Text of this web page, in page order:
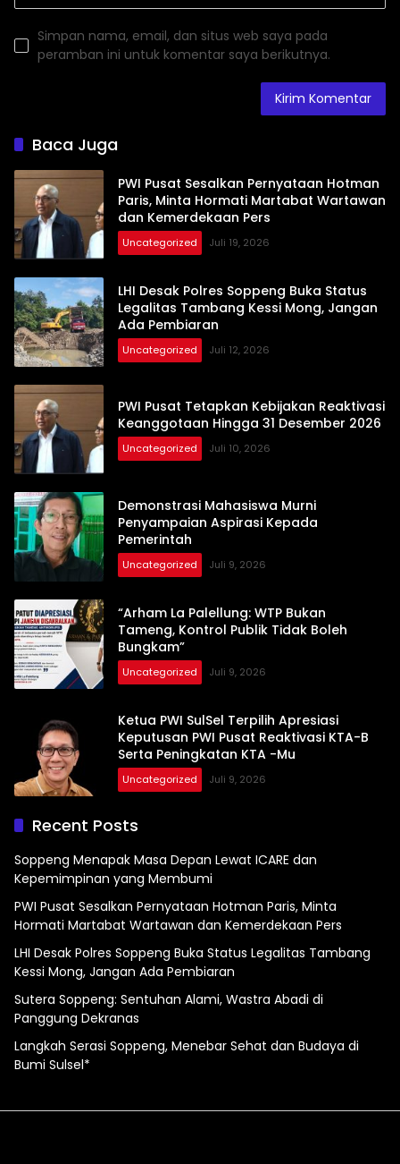
Simpan nama, email, dan situs web saya pada
peramban ini untuk komentar saya berikutnya.
Baca Juga
PWI Pusat Sesalkan Pernyataan Hotman
Paris, Minta Hormati Martabat Wartawan
dan Kemerdekaan Pers
Uncategorized Juli 19, 2026
LHI Desak Polres Soppeng Buka Status
Legalitas Tambang Kessi Mong, Jangan
Ada Pembiaran
Uncategorized Juli 12, 2026
PWI Pusat Tetapkan Kebijakan Reaktivasi
Keanggotaan Hingga 31 Desember 2026
Uncategorized Juli 10, 2026
Demonstrasi Mahasiswa Murni
Penyampaian Aspirasi Kepada
Pemerintah
Uncategorized Juli 9, 2026
“Arham La Palellung: WTP Bukan
Tameng, Kontrol Publik Tidak Boleh
Bungkam”
Uncategorized Juli 9, 2026
Ketua PWI SulSel Terpilih Apresiasi
Keputusan PWI Pusat Reaktivasi KTA-B
Serta Peningkatan KTA -Mu
Uncategorized Juli 9, 2026
Recent Posts
Soppeng Menapak Masa Depan Lewat ICARE dan
Kepemimpinan yang Membumi
PWI Pusat Sesalkan Pernyataan Hotman Paris, Minta
Hormati Martabat Wartawan dan Kemerdekaan Pers
LHI Desak Polres Soppeng Buka Status Legalitas Tambang
Kessi Mong, Jangan Ada Pembiaran
Sutera Soppeng: Sentuhan Alami, Wastra Abadi di
Panggung Dekranas
Langkah Serasi Soppeng, Menebar Sehat dan Budaya di
Bumi Sulsel*